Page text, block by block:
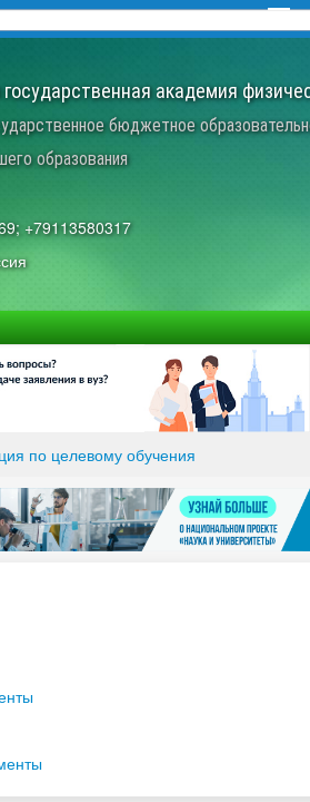
государственная академия
бюджетное
образования
+79113580317
по целевому обучения